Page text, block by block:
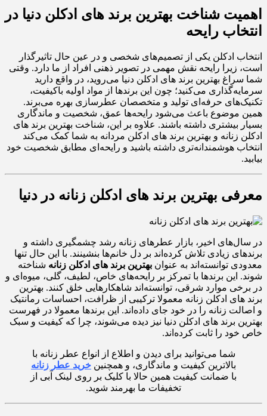
اهمیت شناخت بهترین برند های ادکلن دنیا در
انتخاب رایحه
انتخاب ادکلن یکی از تصمیم‌های شخصی و در عین حال تاثیرگذار
است، زیرا رایحه نقش مهمی در تصویر ذهنی افراد از ما دارد. وقتی
شما سراغ بهترین برند های ادکلن دنیا می‌روید، در واقع دارید
سرمایه‌گذاری می‌کنید؛ چون این برندها از مواد اولیه باکیفیت،
تکنیک‌های حرفه‌ای تولید و متخصصان عطرسازی بهره می‌برند.
همین موضوع باعث می‌شود رایحه‌ها عمق، شخصیت و ماندگاری
بسیار بیشتری داشته باشند. علاوه بر این، شناخت بهترین برند های
ادکلن زنانه و بهترین برند های ادکلن مردانه به شما کمک می‌کند
انتخاب هوشمندانه‌تری داشته باشید و رایحه‌ای مطابق شخصیت خود
بیابید.
معرفی بهترین برند های ادکلن زنانه در دنیا
در سال‌های اخیر، بازار عطرهای زنانه رشد چشمگیری داشته و
برندهای زیادی تلاش کرده‌اند بر دل خانم‌ها بنشینند. با این حال تنها
معدودی توانسته‌اند به عنوان بهترین برند های ادکلن زنانه شناخته
شوند. این برندها با تمرکز بر رایحه‌های خاص، لطیف، گلی، میوه‌ای و
در برخی موارد شرقی، توانسته‌اند شاهکارهایی خلق کنند. بهترین
برند های ادکلن زنانه معمولا ترکیبی از ظرافت، احساسات رمانتیک
و اصالت زنانه را در خود جای داده‌اند. این برندها معمولا در فهرست
بهترین برند های ادکلن دنیا نیز دیده می‌شوند، چرا که کیفیت و سبک
خاص خود را ثابت کرده‌اند.
شما می‌توانید برای دیدن و اطلاع از انواع عطر زنانه با
بالاترین کیفیت و ماندگاری، و همچنین خرید عطر زنانه
با ضمانت کیفیت همین حالا با کلیک بر روی لینک آبی از
تخفیفات ما بهرمند شوید.